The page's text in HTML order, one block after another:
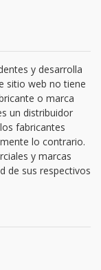
y desarrolla
sitio web no tiene
o marca
un distribuidor
fabricantes
lo contrario.
y marcas
de sus respectivos